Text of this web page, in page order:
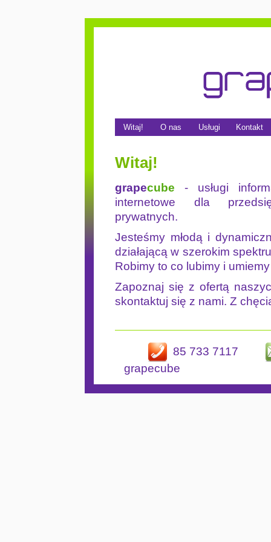
Witaj! O nas Usługi Kontakt
Witaj!
grapecube - usługi
internetowe dla
prywatnych.
Jesteśmy młodą i
działającą w szerokim
Robimy to co lubimy i
Zapoznaj się z ofertą
skontaktuj się z nami. Z
85 733 7117
grapecube